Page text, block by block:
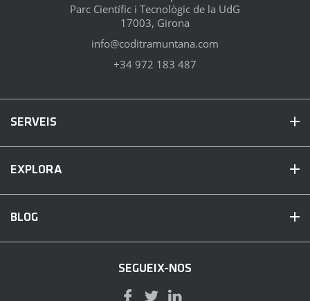
Parc Científic i Tecnològic de la UdG
17003, Girona
info@coditramuntana.com
+34 972 183 487
SERVEIS
EXPLORA
BLOG
SEGUEIX-NOS